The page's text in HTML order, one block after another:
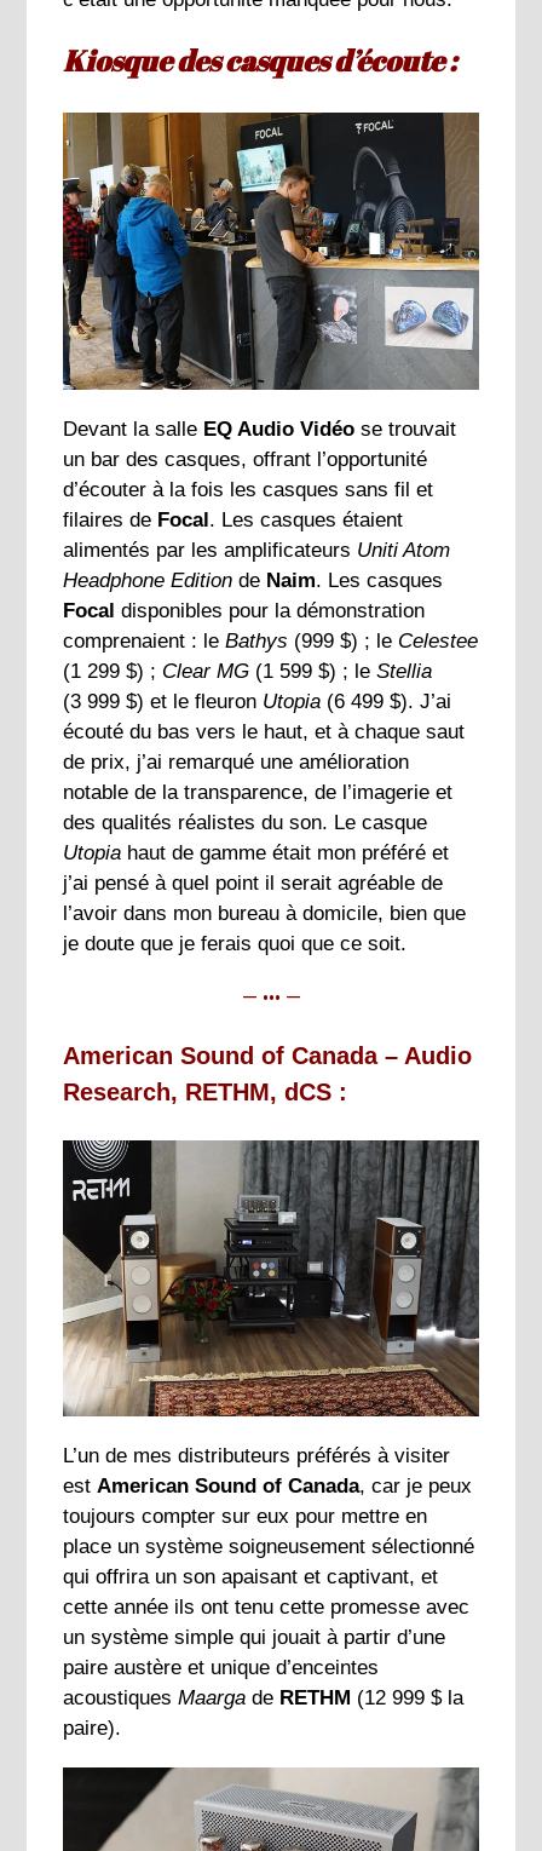
Kiosque des casques d’écoute :
Devant la salle EQ Audio Vidéo se trouvait
un bar des casques, offrant l’opportunité
d’écouter à la fois les casques sans fil et
filaires de Focal. Les casques étaient
alimentés par les amplificateurs Uniti Atom
Headphone Edition de Naim. Les casques
Focal disponibles pour la démonstration
comprenaient : leBathys (999 $) ; le Celestee
(1 299 $) ; Clear MG (1 599 $) ; leStellia
(3 999 $) et le fleuron Utopia (6 499 $). J’ai
écouté du bas vers le haut, et à chaque saut
de prix, j’ai remarqué une amélioration
notable de la transparence, de l’imagerie et
des qualités réalistes du son. Le casque
Utopia haut de gamme était mon préféré et
j’ai pensé à quel point il serait agréable de
l’avoir dans mon bureau à domicile, bien que
je doute que je ferais quoi que ce soit.
— ••• —
American Sound of Canada – Audio
Research, RETHM, dCS :
L’un de mes distributeurs préférés à visiter
estAmerican Sound of Canada, car je peux
toujours compter sur eux pour mettre en
place un système soigneusement sélectionné
qui offrira un son apaisant et captivant, et
cette année ils ont tenu cette promesse avec
un système simple qui jouait à partir d’une
paire austère et unique d’enceintes
acoustiquesMaarga de RETHM (12 999 $ la
paire).